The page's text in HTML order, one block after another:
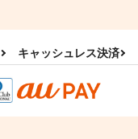
キャッシュレス決済